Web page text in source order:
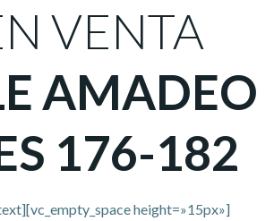
VENTA
AMADEO
176-182
height=»15px»]